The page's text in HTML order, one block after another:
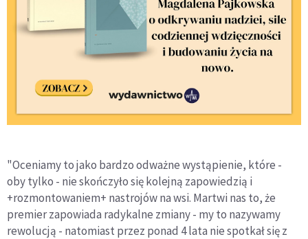
"Oceniamy to jako bardzo odważne wystąpienie, które -
oby tylko - nie skończyło się kolejną zapowiedzią i
+rozmontowaniem+ nastrojów na wsi. Martwi nas to, że
premier zapowiada radykalne zmiany - my to nazywamy
rewolucją - natomiast przez ponad 4 lata nie spotkał się z